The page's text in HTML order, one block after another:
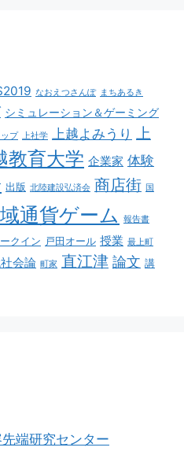
なおえつさんぽ まちあるき
シミュレーション＆ゲーミング
プ 上社学 上越よみうり 上
教育大学 企業家 体験
出版 北陸建設弘済会 商店街 国
通貨ゲーム 報告書
クイン 戸田オール 授業 最上町
会論 町家 直江津 論文 講
端研究センター